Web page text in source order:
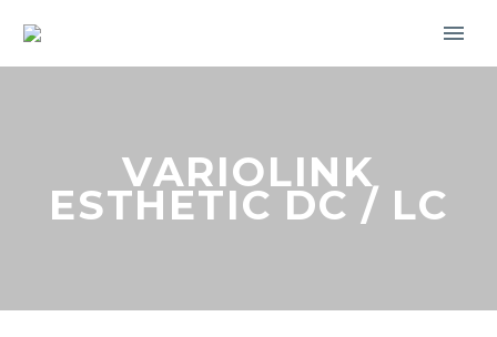
VARIOLINK
ESTHETIC DC / LC